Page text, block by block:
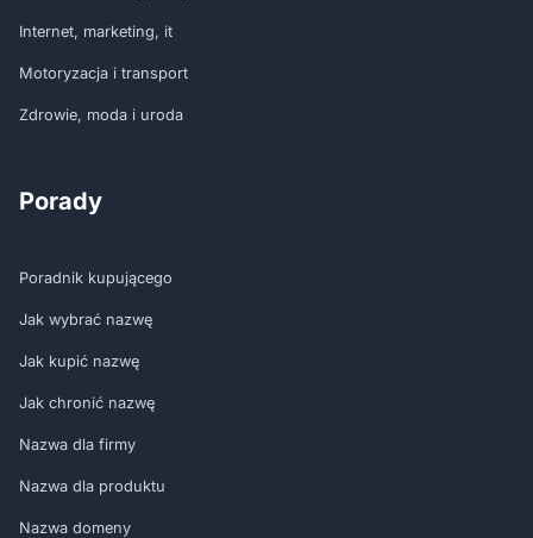
Internet, marketing, it
Motoryzacja i transport
Zdrowie, moda i uroda
Porady
Poradnik kupującego
Jak wybrać nazwę
Jak kupić nazwę
Jak chronić nazwę
Nazwa dla firmy
Nazwa dla produktu
Nazwa domeny